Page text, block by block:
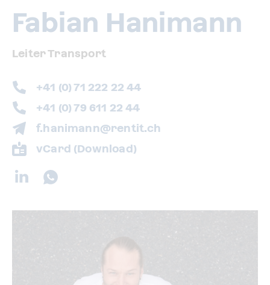
Fabian Hanimann
Leiter Transport
+41 (0) 71 222 22 44
+41 (0) 79 611 22 44
f.hanimann@rentit.ch
vCard (Download)